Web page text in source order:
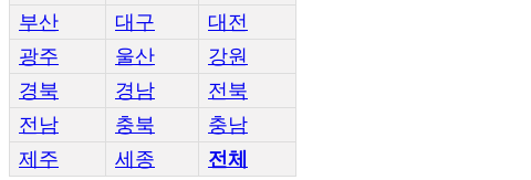
부산
대구
대전
광주
울산
강원
경북
경남
전북
전남
충북
충남
제주
세종 전체